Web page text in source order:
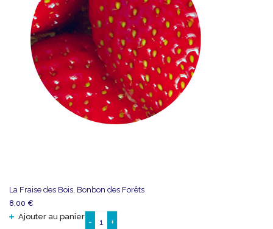
La Fraise des Bois, Bonbon des Forêts
8,00 €
Ajouter au panier
- +